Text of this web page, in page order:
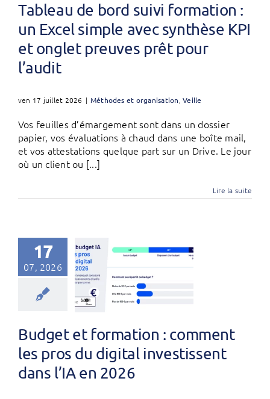
Tableau de bord suivi formation :
un Excel simple avec synthèse KPI
et onglet preuves prêt pour
l’audit
ven 17 juillet 2026 | Méthodes et organisation ,Veille
Vos feuilles d’émargement sont dans un dossier
papier, vos évaluations à chaud dans une boîte mail,
et vos attestations quelque part sur un Drive. Le jour
où un client ou [...]
Lire la suite
17
07, 2026
Budget et formation : comment
les pros du digital investissent
dans l’IA en 2026